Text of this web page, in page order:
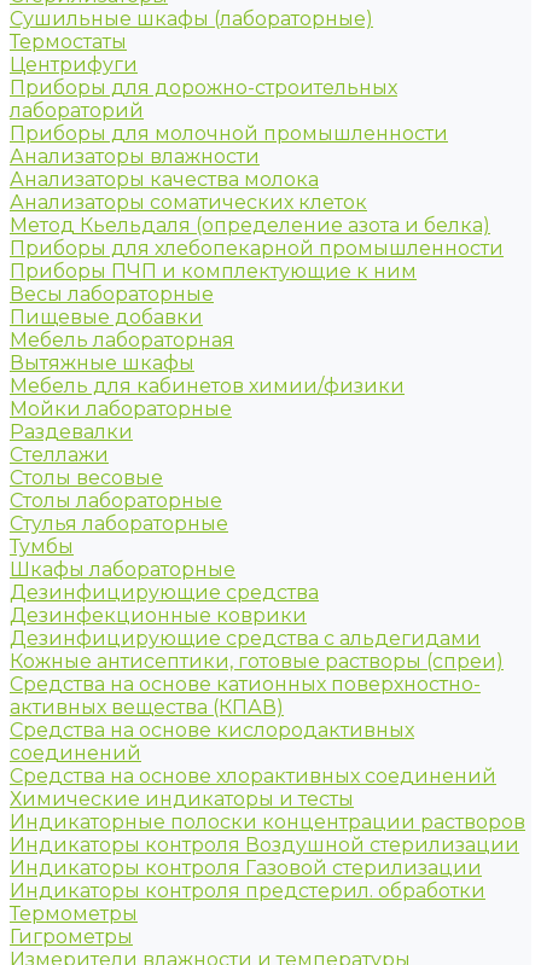
Сушильные шкафы (лабораторные)
Термостаты
Центрифуги
Приборы для дорожно-строительных
лабораторий
Приборы для молочной промышленности
Анализаторы влажности
Анализаторы качества молока
Анализаторы соматических клеток
Метод Кьельдаля (определение азота и белка)
Приборы для хлебопекарной промышленности
Приборы ПЧП и комплектующие к ним
Весы лабораторные
Пищевые добавки
Мебель лабораторная
Вытяжные шкафы
Мебель для кабинетов химии/физики
Мойки лабораторные
Раздевалки
Стеллажи
Столы весовые
Столы лабораторные
Стулья лабораторные
Тумбы
Шкафы лабораторные
Дезинфицирующие средства
Дезинфекционные коврики
Дезинфицирующие средства с альдегидами
Кожные антисептики, готовые растворы (спреи)
Средства на основе катионных поверхностно-
активных вещества (КПАВ)
Средства на основе кислородактивных
соединений
Средства на основе хлорактивных соединений
Химические индикаторы и тесты
Индикаторные полоски концентрации растворов
Индикаторы контроля Воздушной стерилизации
Индикаторы контроля Газовой стерилизации
Индикаторы контроля предстерил. обработки
Термометры
Гигрометры
Измерители влажности и температуры